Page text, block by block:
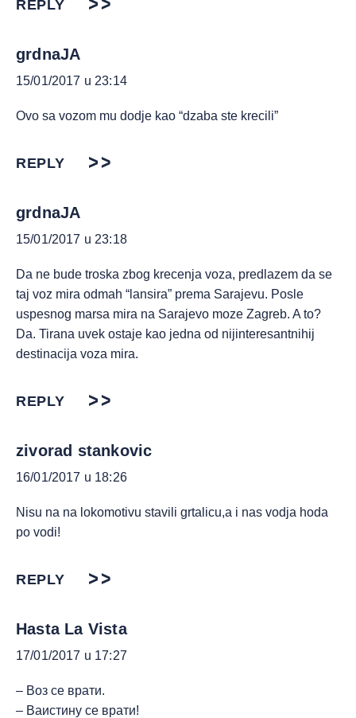
REPLY
grdnaJA
15/01/2017 u 23:14
Ovo sa vozom mu dodje kao “dzaba ste krecili”
REPLY
grdnaJA
15/01/2017 u 23:18
Da ne bude troska zbog krecenja voza, predlazem da se
taj voz mira odmah “lansira” prema Sarajevu. Posle
uspesnog marsa mira na Sarajevo moze Zagreb. A to?
Da. Tirana uvek ostaje kao jedna od nijinteresantnihij
destinacija voza mira.
REPLY
zivorad stankovic
16/01/2017 u 18:26
Nisu na na lokomotivu stavili grtalicu,a i nas vodja hoda
po vodi!
REPLY
Hasta La Vista
17/01/2017 u 17:27
– Воз се врати.
– Ваистину се врати!